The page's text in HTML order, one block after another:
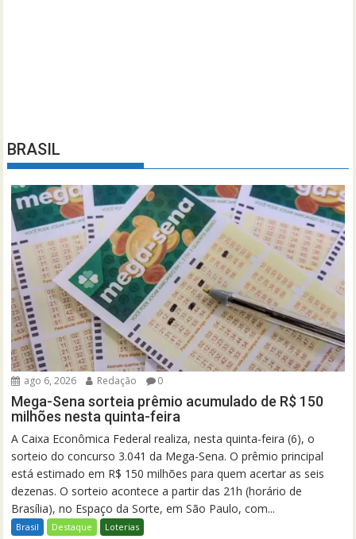
BRASIL
ago 6, 2026 Redação 0
Mega-Sena sorteia prêmio acumulado de R$ 150
milhões nesta quinta-feira
A Caixa Econômica Federal realiza, nesta quinta-feira (6), o
sorteio do concurso 3.041 da Mega-Sena. O prêmio principal
está estimado em R$ 150 milhões para quem acertar as seis
dezenas. O sorteio acontece a partir das 21h (horário de
Brasília), no Espaço da Sorte, em São Paulo, com...
Brasil Destaque Loterias